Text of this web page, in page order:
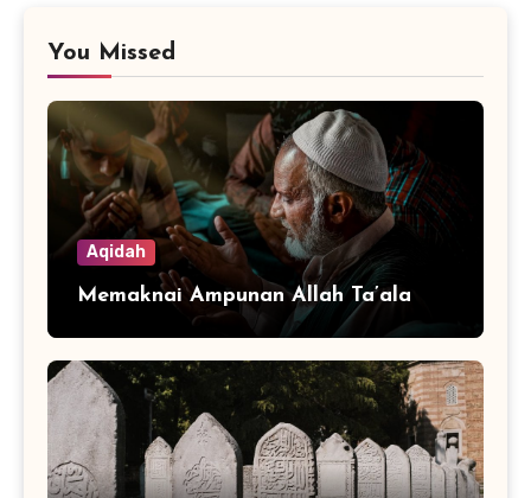
You Missed
Aqidah
Memaknai Ampunan Allah Ta’ala